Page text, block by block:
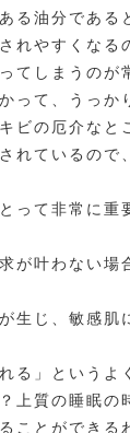
る油分である
れやすくなる
てしまうのが
って、うっか
ビの厄介なと
れているので
って非常に重
が叶わない場
生じ、敏感肌
る」というよ
上質の睡眠の
ことができる